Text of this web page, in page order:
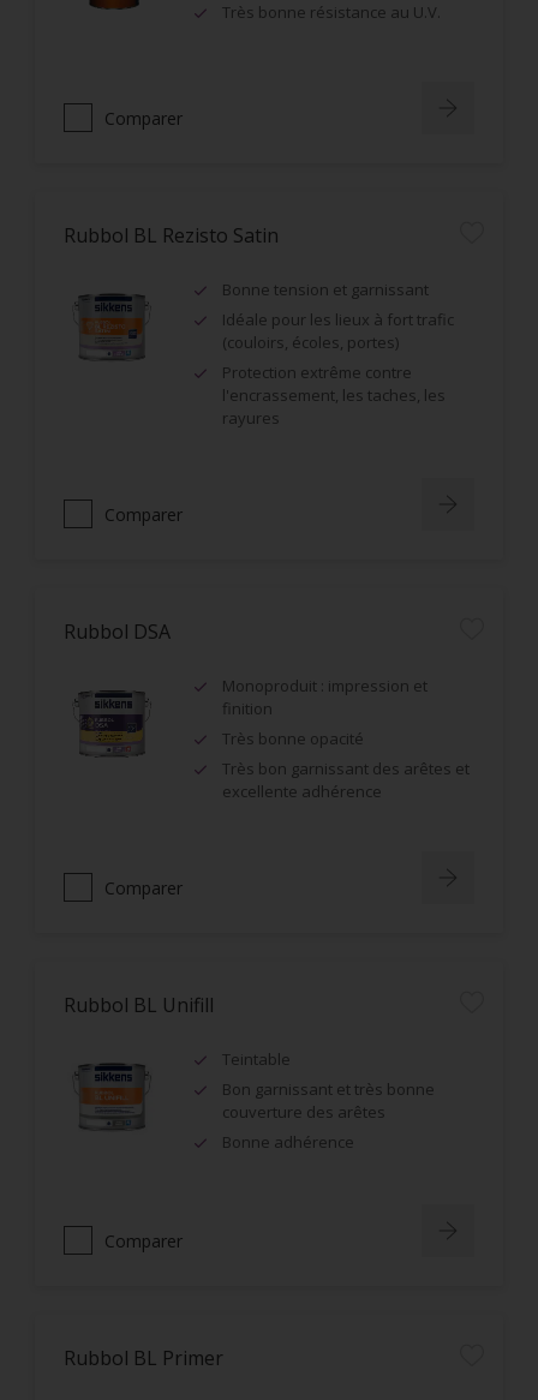
Très bonne résistance au U.V.
Comparer
Rubbol BL Rezisto Satin
Bonne tension et garnissant
Idéale pour les lieux à fort trafic
(couloirs, écoles, portes)
Protection extrême contre
l'encrassement, les taches, les
rayures
Comparer
Rubbol DSA
Monoproduit : impression et
finition
Très bonne opacité
Très bon garnissant des arêtes et
excellente adhérence
Comparer
Rubbol BL Unifill
Teintable
Bon garnissant et très bonne
couverture des arêtes
Bonne adhérence
Comparer
Rubbol BL Primer